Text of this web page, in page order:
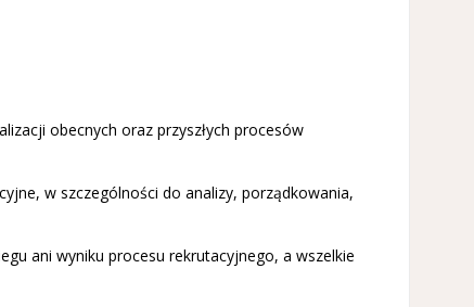
obecnych oraz przyszłych procesów
w szczególności do analizy, porządkowania,
ani wyniku procesu rekrutacyjnego, a wszelkie